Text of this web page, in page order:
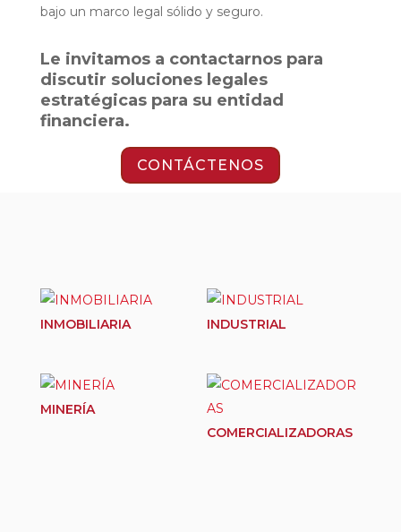
bajo un marco legal sólido y seguro.
Le invitamos a contactarnos para
discutir soluciones legales
estratégicas para su entidad
financiera.
CONTÁCTENOS
INMOBILIARIA INDUSTRIAL
MINERÍA
COMERCIALIZADORAS